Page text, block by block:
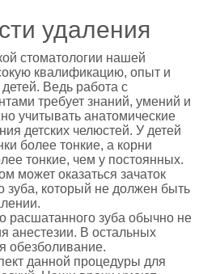
удаления
стоматологии нашей
квалификацию, опыт и
Ведь работа с
требует знаний, умений и
учитывать анатомические
детских челюстей. У детей
более тонкие, а корни
тонкие, чем у постоянных.
может оказаться зачаток
зуба, который не должен быть
расшатанного зуба обычно не
анестезии. В остальных
обезболивание.
данной процедуры для